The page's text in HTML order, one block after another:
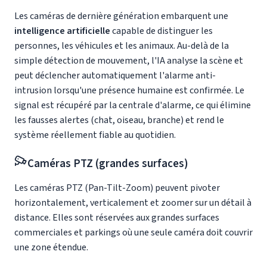
Les caméras de dernière génération embarquent une
intelligence artificiellecapable de distinguer les
personnes, les véhicules et les animaux. Au-delà de la
simple détection de mouvement, l'IA analyse la scène et
peut déclencher automatiquement l'alarme anti-
intrusion lorsqu'une présence humaine est confirmée. Le
signal est récupéré par la centrale d'alarme, ce qui élimine
les fausses alertes (chat, oiseau, branche) et rend le
système réellement fiable au quotidien.
Caméras PTZ (grandes surfaces)
Les caméras PTZ (Pan-Tilt-Zoom) peuvent pivoter
horizontalement, verticalement et zoomer sur un détail à
distance. Elles sont réservées aux grandes surfaces
commerciales et parkings où une seule caméra doit couvrir
une zone étendue.